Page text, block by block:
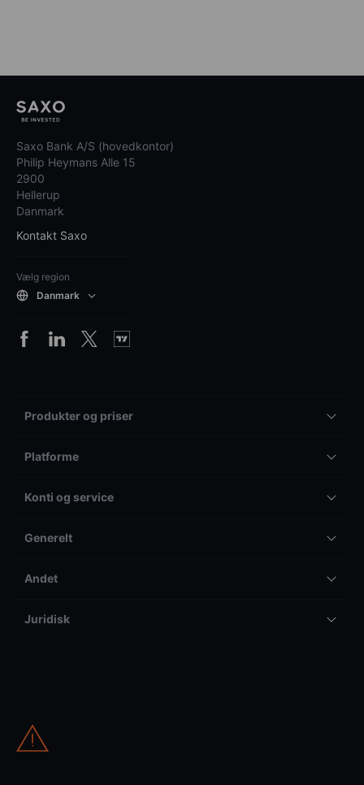
Saxo Bank A/S (hovedkontor)
Philip Heymans Alle 15
2900
Hellerup
Danmark
Kontakt Saxo
Vælg region
Danmark
Produkter og priser
Platforme
Konti og service
Generelt
Andet
Juridisk